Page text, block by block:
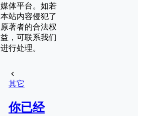
媒体平台。如若
本站内容侵犯了
原著者的合法权
益，可联系我们
进行处理。
其它
你已经